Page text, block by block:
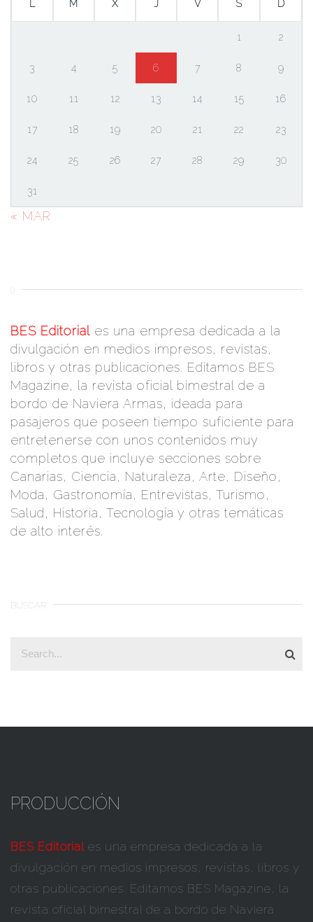
M X J V S D
1 2
3 4 5 6 7 8 9
10 11 12 13 14 15 16
17 18 19 20 21 22 23
24 25 26 27 28 29 30
31
« MAR
BES Editorial es una empresa dedicada a la
divulgación en medios impresos, revistas,
libros y otras publicaciones. Editamos BES
Magazine, la revista oficial bimestral de a
bordo de Naviera Armas, ideada para
pasajeros que poseen tiempo suficiente para
entretenerse con unos contenidos muy
completos que incluye secciones sobre
Canarias, Ciencia, Naturaleza, Arte, Diseño,
Moda, Gastronomía, Entrevistas, Turismo,
Salud, Historia, Tecnología y otras temáticas
de alto interés.
BUSCAR
PRODUCCIÓN
BES Editorial es una empresa dedicada a la
divulgación en medios impresos, revistas, libros y
otras publicaciones. Editamos BES Magazine, la
revista oficial bimestral de a bordo de Naviera